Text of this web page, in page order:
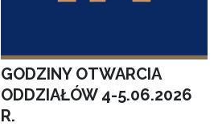
GODZINY OTWARCIA
ODDZIAŁÓW 4-5.06.2026
R.